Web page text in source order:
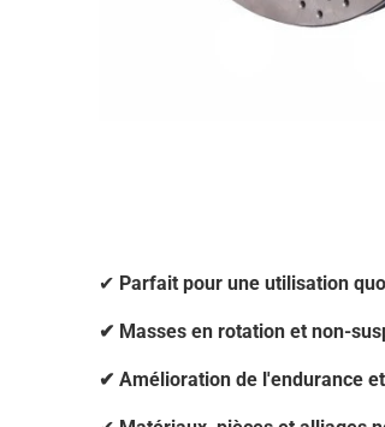
✔ Parfait pour une utilisation
✔ Masses en rotation et non-
✔ Amélioration de l'endurance